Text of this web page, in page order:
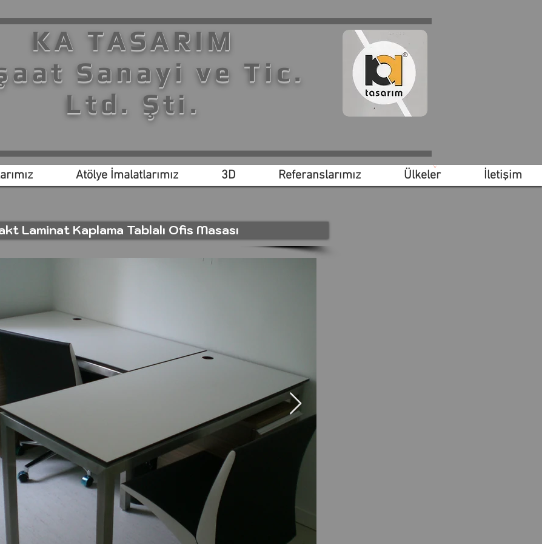
KA TASARIM
Sanayi ve Tic.
Ltd. Şti.
Atölye İmalatlarımız 3D Referanslarımız Ülkeler İletişim
Laminat Kaplama Tablalı Ofis Masası